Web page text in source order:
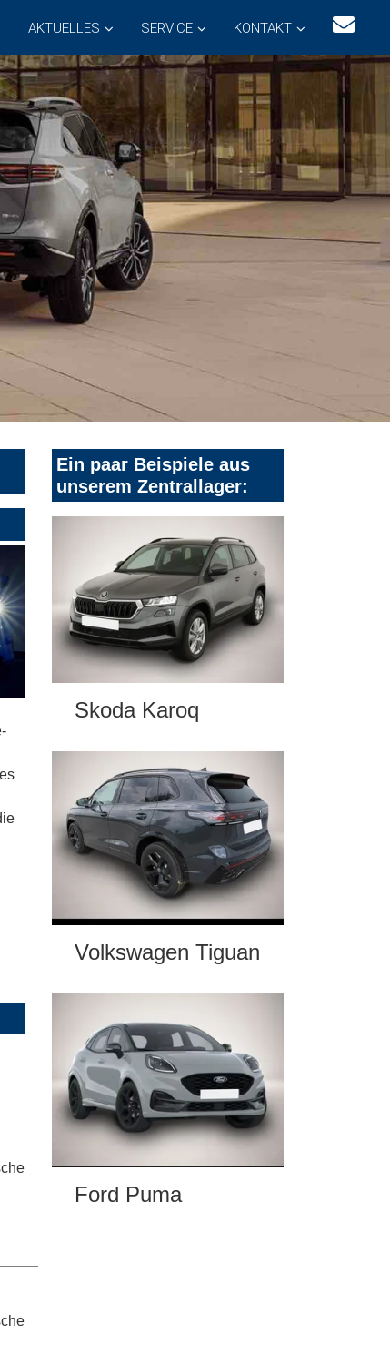
AKTUELLES SERVICE KONTAKT
Ein paar Beispiele aus
unserem Zentrallager:
Skoda Karoq
Volkswagen Tiguan
Ford Puma